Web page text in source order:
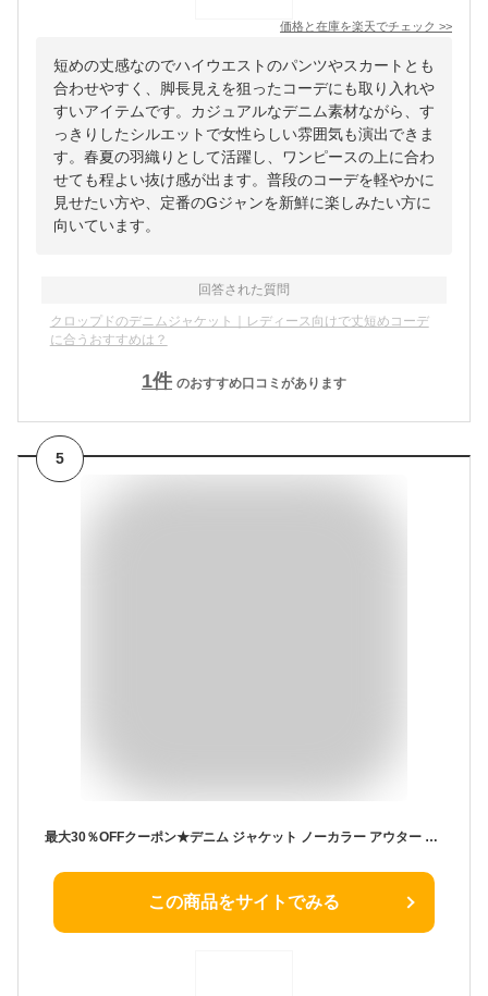
価格と在庫を楽天でチェック >>
短めの丈感なのでハイウエストのパンツやスカートとも
合わせやすく、脚長見えを狙ったコーデにも取り入れや
すいアイテムです。カジュアルなデニム素材ながら、す
っきりしたシルエットで女性らしい雰囲気も演出できま
す。春夏の羽織りとして活躍し、ワンピースの上に合わ
せても程よい抜け感が出ます。普段のコーデを軽やかに
見せたい方や、定番のGジャンを新鮮に楽しみたい方に
向いています。
回答された質問
クロップドのデニムジャケット｜レディース向けで丈短めコーデ
に合うおすすめは？
1件 のおすすめ口コミがあります
5
最大30％OFFクーポン★デニム ジャケット ノーカラー アウター ショート丈 クロップド丈 レディース カジュアル オフィス きれいめ 通勤 / ノーカラーデニムジャケット
この商品をサイトでみる